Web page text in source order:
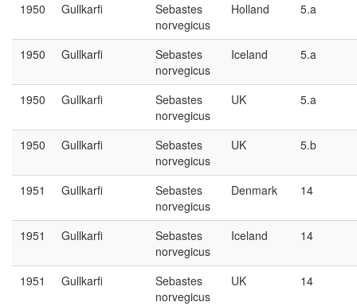
1950 Gullkarfi
Sebastes
norvegicus
Holland 5.a
1950 Gullkarfi
Sebastes
norvegicus
Iceland 5.a
1950 Gullkarfi
Sebastes
norvegicus
UK 5.a
1950 Gullkarfi
Sebastes
norvegicus
UK 5.b
1951 Gullkarfi
Sebastes
norvegicus
Denmark 14
1951 Gullkarfi
Sebastes
norvegicus
Iceland 14
1951 Gullkarfi
Sebastes
norvegicus
UK 14